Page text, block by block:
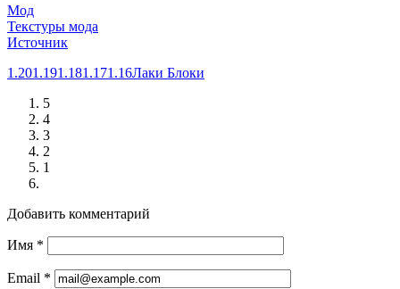
Мод
Текстуры мода
Источник
1.201.191.181.171.16Лаки Блоки
5
4
3
2
1
Добавить комментарий
Имя *
Email *